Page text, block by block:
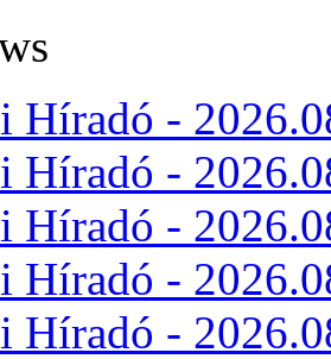
Híradó -
Híradó -
Híradó -
Híradó -
Híradó -